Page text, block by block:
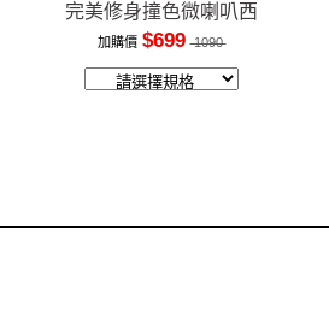
完美修身撞色微喇叭西
裝褲
加購價 $699 1090